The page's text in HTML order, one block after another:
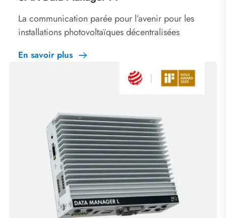
La communication parée pour l’avenir pour les
installations photovoltaïques décentralisées
En savoir plus